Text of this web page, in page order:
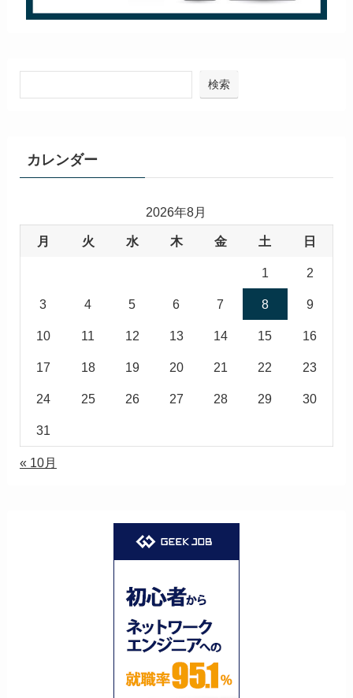
検索
カレンダー
2026年8月
月 火 水 木 金 土 日
1 2
3 4 5 6 7 8 9
10 11 12 13 14 15 16
17 18 19 20 21 22 23
24 25 26 27 28 29 30
31
« 10月